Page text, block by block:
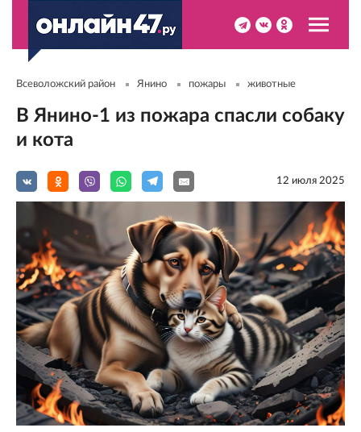
Всеволожский район Янино пожары животные
В Янино-1 из пожара спасли собаку
и кота
12 июля 2025